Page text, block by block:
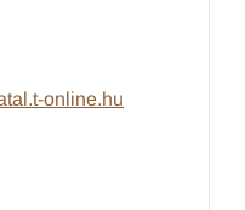
online.hu